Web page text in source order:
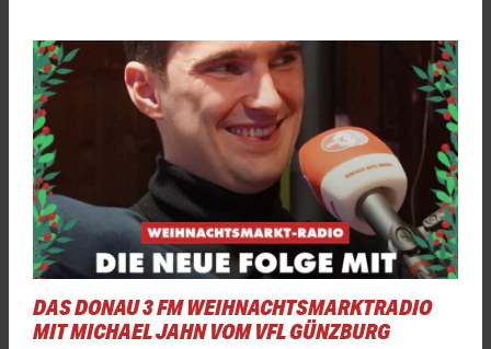
DAS DONAU 3 FM WEIHNACHTSMARKTRADIO
MIT MICHAEL JAHN VOM VFL GÜNZBURG